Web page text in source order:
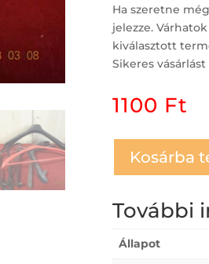
Ha szeretne
jelezze.
kiválasztott
Sikeres
1100 Ft
Kosárba
További
Állapot